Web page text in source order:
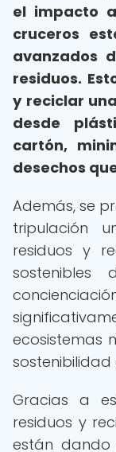
el impacto
cruceros
avanzados
residuos.
y reciclar
desde
cartón,
desechos
Además, se
tripulación
residuos y
ecosistemas
sostenibilidad
Gracias a
residuos y
están dando